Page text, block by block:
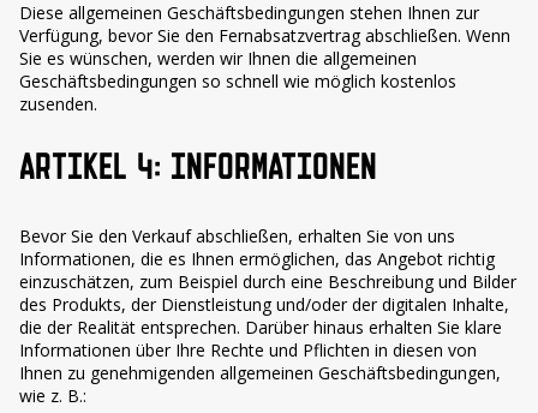
Diese allgemeinen Geschäftsbedingungen stehen Ihnen zur
Verfügung, bevor Sie den Fernabsatzvertrag abschließen. Wenn
Sie es wünschen, werden wir Ihnen die allgemeinen
Geschäftsbedingungen so schnell wie möglich kostenlos
zusenden.
ARTIKEL 4: INFORMATIONEN
Bevor Sie den Verkauf abschließen, erhalten Sie von uns
Informationen, die es Ihnen ermöglichen, das Angebot richtig
einzuschätzen, zum Beispiel durch eine Beschreibung und Bilder
des Produkts, der Dienstleistung und/oder der digitalen Inhalte,
die der Realität entsprechen. Darüber hinaus erhalten Sie klare
Informationen über Ihre Rechte und Pflichten in diesen von
Ihnen zu genehmigenden allgemeinen Geschäftsbedingungen,
wie z. B.: